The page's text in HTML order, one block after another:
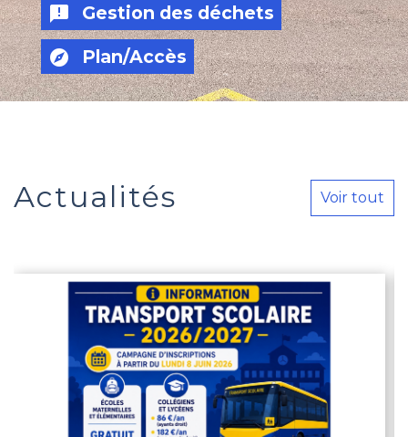
announcement Gestion des déchets
explore Plan/Accès
Actualités Voir tout